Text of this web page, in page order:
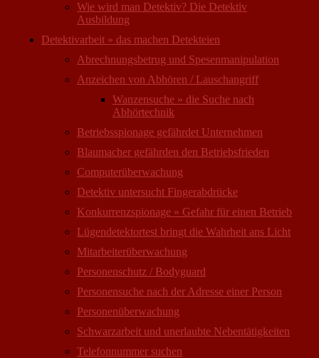
Wie wird man Detektiv? Die Detektiv
Ausbildung
Detektivarbeit » das machen Detekteien
Abrechnungsbetrug und Spesenmanipulation
Anzeichen von Abhören / Lauschangriff
Wanzensuche » die Suche nach
Abhörtechnik
Betriebsspionage gefährdet Unternehmen
Blaumacher gefährden den Betriebsfrieden
Computer­überwachung
Detektiv untersucht Fingerabdrücke
Konkurrenzspionage » Gefahr für einen Betrieb
Lügendetektortest bringt die Wahrheit ans Licht
Mitarbeiter­überwachung
Personenschutz / Bodyguard
Personensuche nach der Adresse einer Person
Personen­überwachung
Schwarzarbeit und unerlaubte Nebentätigkeiten
Telefonnummer suchen